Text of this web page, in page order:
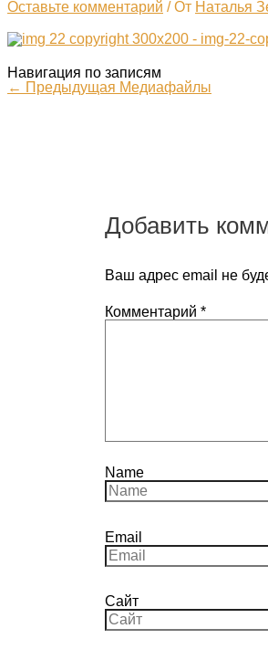
Оставьте комментарий / От Наталья
Навигация по записям
← Предыдущая Медиафайлы
Добавить
Ваш адрес email не
Комментарий *
Name
Email
Сайт